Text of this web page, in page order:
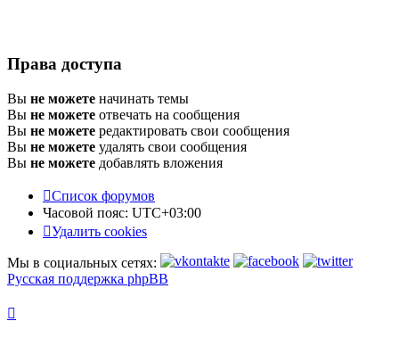
Права доступа
Вы не можете начинать темы
Вы не можете отвечать на сообщения
Вы не можете редактировать свои сообщения
Вы не можете удалять свои сообщения
Вы не можете добавлять вложения
Список форумов
Часовой пояс: UTC+03:00
Удалить cookies
Мы в социальных сетях:
Русская поддержка phpBB